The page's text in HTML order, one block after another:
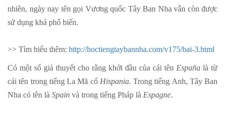
nhiên, ngày nay tên gọi Vương quốc Tây Ban Nha vẫn còn được
sử dụng khá phổ biến.
>> Tìm hiểu thêm: http://hoctiengtaybannha.com/v175/bai-3.html
Có một số giả thuyết cho rằng khởi đầu của cái tên España là từ
cái tên trong tiếng La Mã cổ Hispania. Trong tiếng Anh, Tây Ban
Nha có tên là Spain và trong tiếng Pháp là Espagne.